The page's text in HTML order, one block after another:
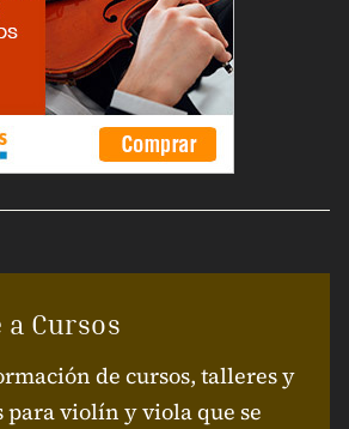
Cursos
de cursos, talleres y
para violín y viola que se